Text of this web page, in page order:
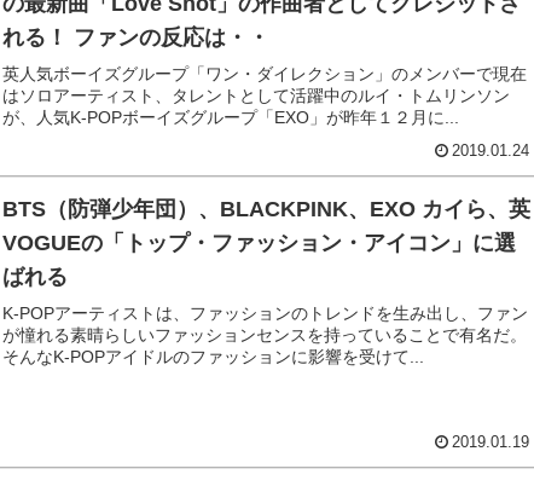
れる！ ファンの反応は・・
英人気ボーイズグループ「ワン・ダイレクション」のメンバーで現在
はソロアーティスト、タレントとして活躍中のルイ・トムリンソン
が、人気K-POPボーイズグループ「EXO」が昨年１２月に...
2019.01.24
BTS（防弾少年団）、BLACKPINK、EXO カイら、英
VOGUEの「トップ・ファッション・アイコン」に選
ばれる
K-POPアーティストは、ファッションのトレンドを生み出し、ファン
が憧れる素晴らしいファッションセンスを持っていることで有名だ。
そんなK-POPアイドルのファッションに影響を受けて...
2019.01.19